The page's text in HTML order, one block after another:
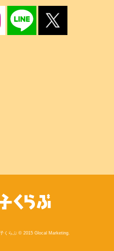
くらぶ © 2015 Glocal Marketing.